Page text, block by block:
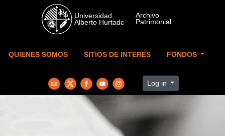
Skip to main content
QUIENES SOMOS SITIOS DE INTERÉS FONDOS
Log in